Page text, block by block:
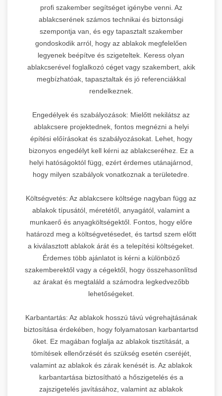
profi szakember segítséget igénybe venni. Az
ablakcserének számos technikai és biztonsági
szempontja van, és egy tapasztalt szakember
gondoskodik arról, hogy az ablakok megfelelően
legyenek beépítve és szigeteltek. Keress olyan
ablakcserével foglalkozó céget vagy szakembert, akik
megbízhatóak, tapasztaltak és jó referenciákkal
rendelkeznek.
Engedélyek és szabályozások: Mielőtt nekilátsz az
ablakcsere projektednek, fontos megnézni a helyi
építési előírásokat és szabályozásokat. Lehet, hogy
bizonyos engedélyt kell kérni az ablakcseréhez. Ez a
helyi hatóságoktól függ, ezért érdemes utánajárnod,
hogy milyen szabályok vonatkoznak a területedre.
Költségvetés: Az ablakcsere költsége nagyban függ az
ablakok típusától, méretétől, anyagától, valamint a
munkaerő és anyagköltségektől. Fontos, hogy előre
határozd meg a költségvetésedet, és tartsd szem előtt
a kiválasztott ablakok árát és a telepítési költségeket.
Érdemes több ajánlatot is kérni a különböző
szakemberektől vagy a cégektől, hogy összehasonlítsd
az árakat és megtaláld a számodra legkedvezőbb
lehetőségeket.
Karbantartás: Az ablakok hosszú távú végrehajtásának
biztosítása érdekében, hogy folyamatosan karbantartsd
őket. Ez magában foglalja az ablakok tisztítását, a
tömítések ellenőrzését és szükség esetén cseréjét,
valamint az ablakok és zárak kenését is. Az ablakok
karbantartása biztosítható a hőszigetelés és a
zajszigetelés javításához, valamint az ablakok